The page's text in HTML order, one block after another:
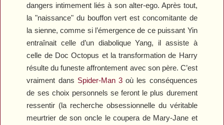
dangers intimement liés à son alter-ego. Après tout,
la "naissance" du bouffon vert est concomitante de
la sienne, comme si l’émergence de ce puissant Yin
entraînait celle d’un diabolique Yang, il assiste à
celle de Doc Octopus et la transformation de Harry
résulte du funeste affrontement avec son père. C’est
vraiment dans Spider-Man 3 où les conséquences
de ses choix personnels se feront le plus durement
ressentir (la recherche obsessionnelle du véritable
meurtrier de son oncle le coupera de Mary-Jane et